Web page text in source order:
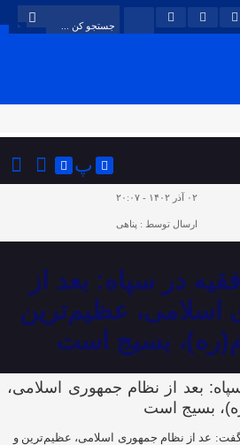
پ
۰۲ آذر ۱۴۰۲ - ۲۰:۰۷
ارسال توسط : پناهی
در سپاه: بعد از
اسلامی، عظیم‌ترین
بسیج است
گفت: عد از نظام جمهوری اسلامی، عظیم‌ترین و